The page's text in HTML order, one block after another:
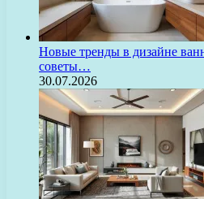
Новые тренды в дизайне
советы…
30.07.2026